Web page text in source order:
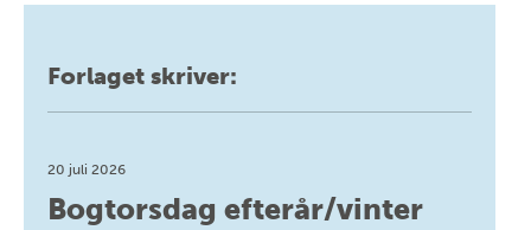
Forlaget skriver:
20 juli 2026
Bogtorsdag efterår/vinter